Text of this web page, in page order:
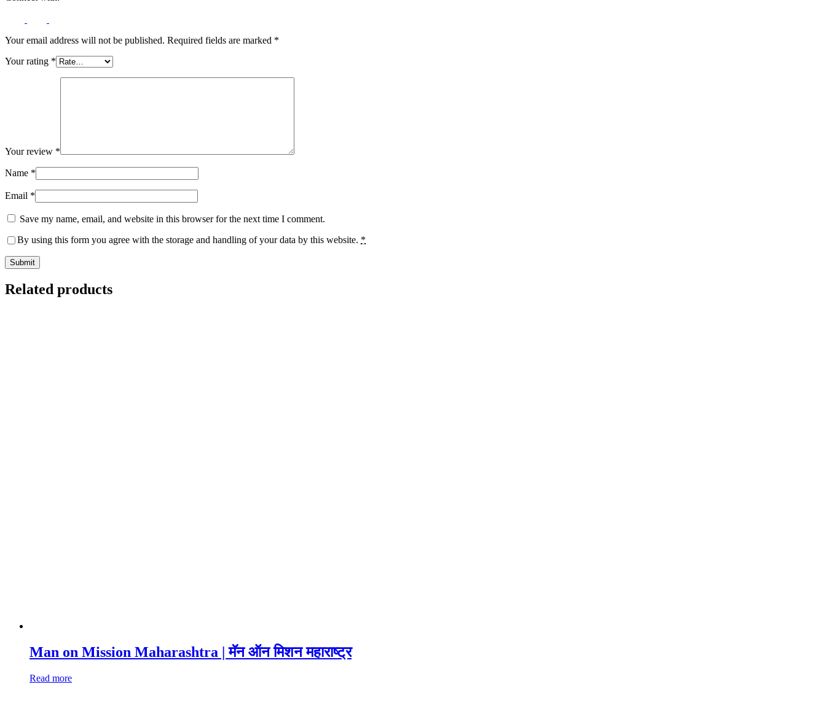
Your email address will not be published. Required fields are marked *
Your rating *
Your review *
Name *
Email *
Save my name, email, and website in this browser for the next time I comment.
By using this form you agree with the storage and handling of your data by this website. *
Related products
Man on Mission Maharashtra | मॅन ऑन मिशन महाराष्ट्र
Read more